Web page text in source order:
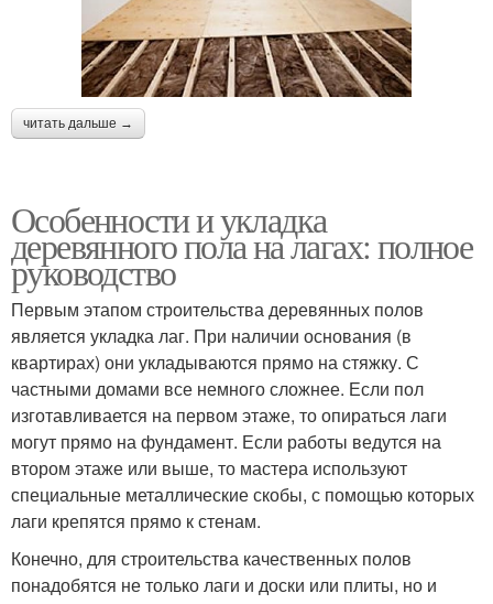
читать дальше →
Особенности и укладка
деревянного пола на лагах: полное
руководство
Первым этапом строительства деревянных полов
является укладка лаг. При наличии основания (в
квартирах) они укладываются прямо на стяжку. С
частными домами все немного сложнее. Если пол
изготавливается на первом этаже, то опираться лаги
могут прямо на фундамент. Если работы ведутся на
втором этаже или выше, то мастера используют
специальные металлические скобы, с помощью которых
лаги крепятся прямо к стенам.
Конечно, для строительства качественных полов
понадобятся не только лаги и доски или плиты, но и